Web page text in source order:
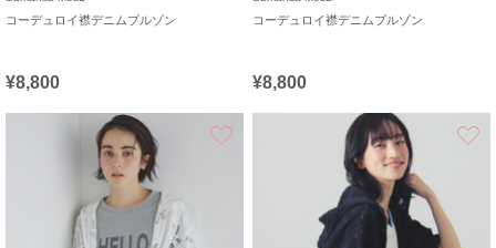
コーデュロイ襟デニムブルゾン
¥8,800
コーデュロイ襟デニムブルゾン
¥8,800